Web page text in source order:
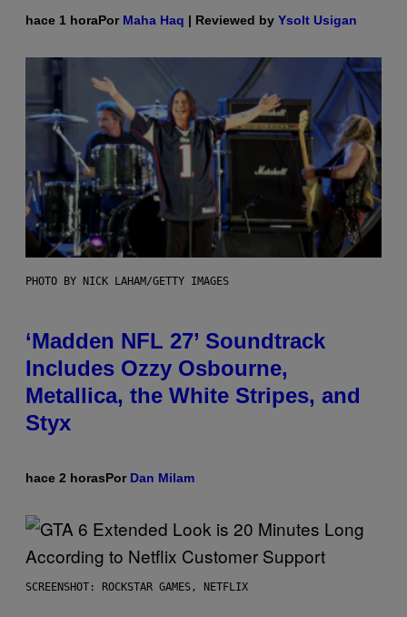
hace 1 horaPor Maha Haq | Reviewed by Ysolt Usigan
PHOTO BY NICK LAHAM/GETTY IMAGES
‘Madden NFL 27’ Soundtrack
Includes Ozzy Osbourne,
Metallica, the White Stripes, and
Styx
hace 2 horasPor Dan Milam
SCREENSHOT: ROCKSTAR GAMES, NETFLIX